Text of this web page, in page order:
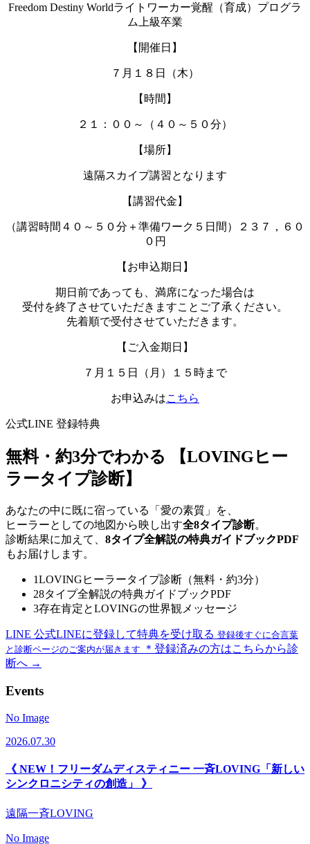
Freedom Destiny Worldライトワーカー覚醒（育成）プログラ
ム上級卒業
【開催日】
７月１８日（木）
【時間】
２１：００～（４０～５０分）
【場所】
遠隔スカイプ講習となります
【講習代金】
（講習時間４０～５０分＋準備ワーク５日間）２３７，６０
０円
【お申込期日】
期日前であっても、満席になった場合は
受付を終了させていただきますことご了承ください。
先着順で受付させていただきます。
【ご入金期日】
７月１５日（月）１５時まで
お申込みはこちら
公式LINE 登録特典
無料・約3分でわかる
【LOVINGヒー
ラータイプ診断】
あなたの中に既に宿っている「愛の素質」を、
ヒーラーとしての地図から映し出す全8タイプ診断。
診断結果に加えて、 8タイプ全解説の特典ガイドブックPDF
もお届けします。
1LOVINGヒーラータイプ診断（無料・約3分）
28タイプ全解説の特典ガイドブックPDF
3存在肯定とLOVINGの世界観メッセージ
LINE 公式LINEに登録して特典を受け取る 登録後すぐに合言葉
と診断ページのご案内が届きます
＊登録済みの方はこちらから診
断へ →
Events
No Image
2026.07.30
《 NEW！フリーダムディスティニー 一斉LOVING「新しい
シンクロニシティの創造」 》
遠隔一斉LOVING
No Image